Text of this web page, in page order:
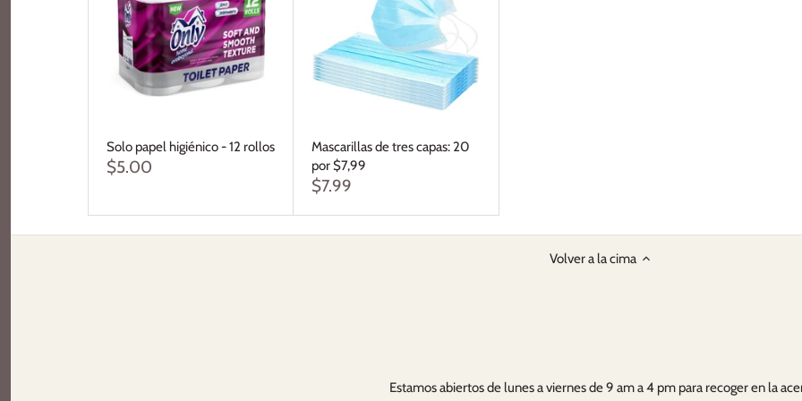
Solo papel higiénico - 12 rollos
$5.00
Mascarillas de tres capas: 20
por $7,99
$7.99
Volver a la cima
Estamos abiertos de lunes a viernes de 9 am a 4 pm para recoger en la